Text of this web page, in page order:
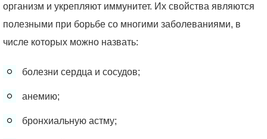
организм и укрепляют иммунитет. Их свойства являются
полезными при борьбе со многими заболеваниями, в
числе которых можно назвать:
болезни сердца и сосудов;
анемию;
бронхиальную астму;